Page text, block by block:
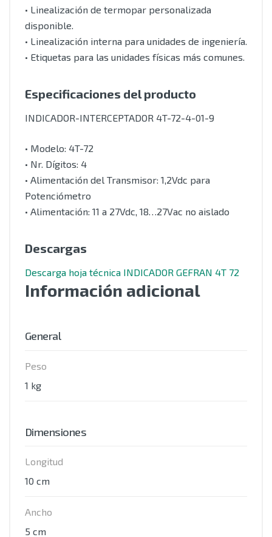
• Linealización de termopar personalizada
disponible.
• Linealización interna para unidades de ingeniería.
• Etiquetas para las unidades físicas más comunes.
Especificaciones del producto
INDICADOR-INTERCEPTADOR 4T-72-4-01-9
• Modelo: 4T-72
• Nr. Dígitos: 4
• Alimentación del Transmisor: 1,2Vdc para
Potenciómetro
• Alimentación: 11 a 27Vdc, 18…27Vac no aislado
Descargas
Descarga hoja técnica INDICADOR GEFRAN 4T 72
Información adicional
General
Peso
1 kg
Dimensiones
Longitud
10 cm
Ancho
5 cm